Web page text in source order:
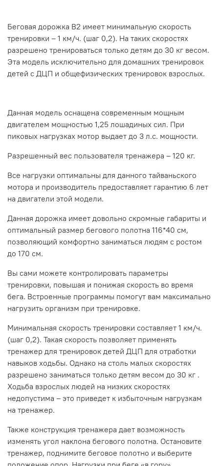
Беговая дорожка В2 имеет минимальную скорость
тренировки – 1 км/ч. (шаг 0,2). На таких скоростях
разрешено тренироваться только детям до 30 кг весом.
Эта модель исключительно для домашних тренировок
детей с ДЦП и общефизических тренировок взрослых.
Данная модель оснащена современным мощным
двигателем мощностью 1,25 лошадиных сил. При
пиковых нагрузках мотор выдает до 3 л.с. мощности.
Разрешенный вес пользователя тренажера – 120 кг.
Все нагрузки оптимальны для данного тайваньского
мотора и производитель предоставляет гарантию 6 лет
на двигатели этой модели.
Данная дорожка имеет довольно скромные габариты и
оптимальный размер бегового полотна 116*40 см,
позволяющий комфортно заниматься людям с ростом
до 170 см.
Вы сами можете контролировать параметры
тренировки, повышая и понижая скорость во время
бега. Встроенные программы помогут вам максимально
нагрузить организм при тренировке.
Минимальная скорость тренировки составляет 1 км/ч.
(шаг 0,2). Такая скорость позволяет применять
тренажер для тренировок детей ДЦП для отработки
навыков ходьбы. Однако на столь малых скоростях
разрешено заниматься только детям весом до 30 кг .
Ходьба взрослых людей на низких скоростях
недопустима – это приведет к избыточным нагрузкам
на тренажер.
Также конструкция тренажера дает возможность
изменять угол наклона бегового полотна. Остановите
тренажер, поднимите беговое полотно и выберите